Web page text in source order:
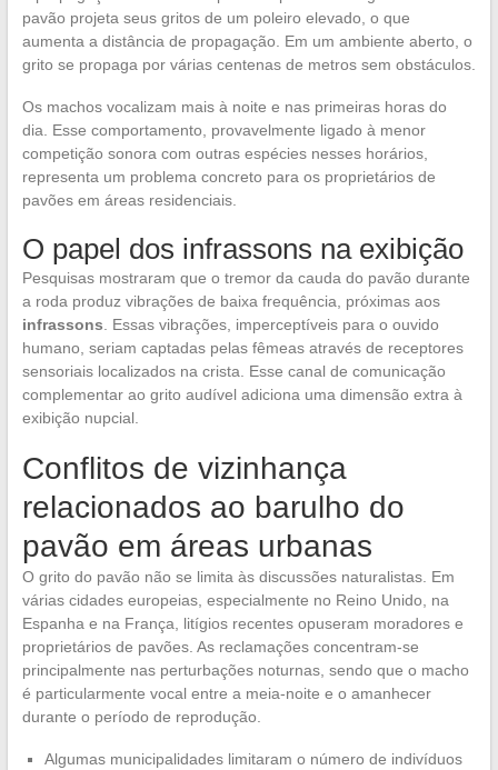
pavão projeta seus gritos de um poleiro elevado, o que
aumenta a distância de propagação. Em um ambiente aberto, o
grito se propaga por várias centenas de metros sem obstáculos.
Os machos vocalizam mais à noite e nas primeiras horas do
dia. Esse comportamento, provavelmente ligado à menor
competição sonora com outras espécies nesses horários,
representa um problema concreto para os proprietários de
pavões em áreas residenciais.
O papel dos infrassons na exibição
Pesquisas mostraram que o tremor da cauda do pavão durante
a roda produz vibrações de baixa frequência, próximas aos
infrassons . Essas vibrações, imperceptíveis para o ouvido
humano, seriam captadas pelas fêmeas através de receptores
sensoriais localizados na crista. Esse canal de comunicação
complementar ao grito audível adiciona uma dimensão extra à
exibição nupcial.
Conflitos de vizinhança
relacionados ao barulho do
pavão em áreas urbanas
O grito do pavão não se limita às discussões naturalistas. Em
várias cidades europeias, especialmente no Reino Unido, na
Espanha e na França, litígios recentes opuseram moradores e
proprietários de pavões. As reclamações concentram-se
principalmente nas perturbações noturnas, sendo que o macho
é particularmente vocal entre a meia-noite e o amanhecer
durante o período de reprodução.
Algumas municipalidades limitaram o número de indivíduos